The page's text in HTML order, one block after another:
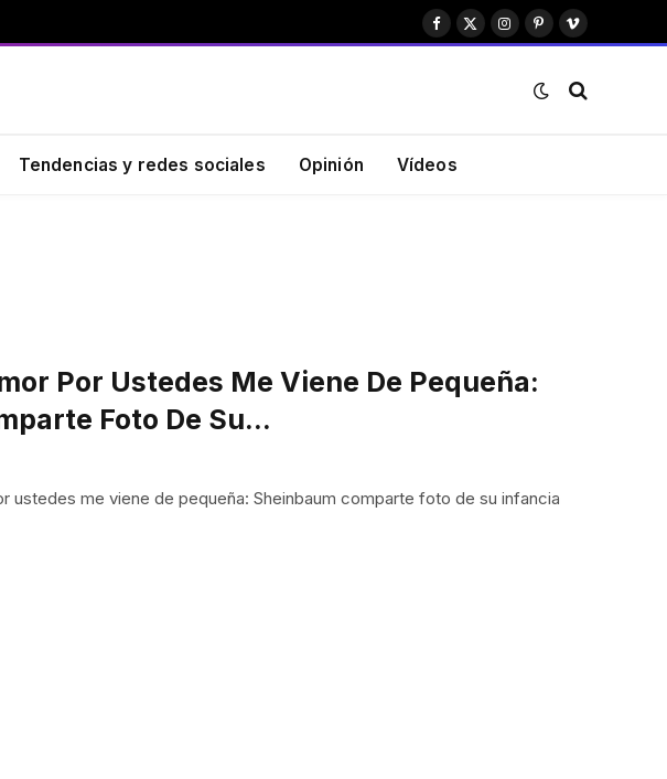
Facebook
X
Instagram
PinterestVimeo
Tendencias y redes sociales Opinión Vídeos
Por Ustedes Me Viene De Pequeña:
Foto De Su…
ustedes me viene de pequeña: Sheinbaum comparte foto de su infancia